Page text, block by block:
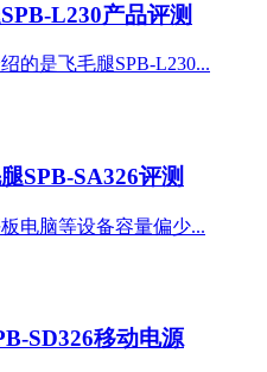
L230产品评测
是飞毛腿SPB-L230...
SPB-SA326评测
电脑等设备容量偏少...
SD326移动电源